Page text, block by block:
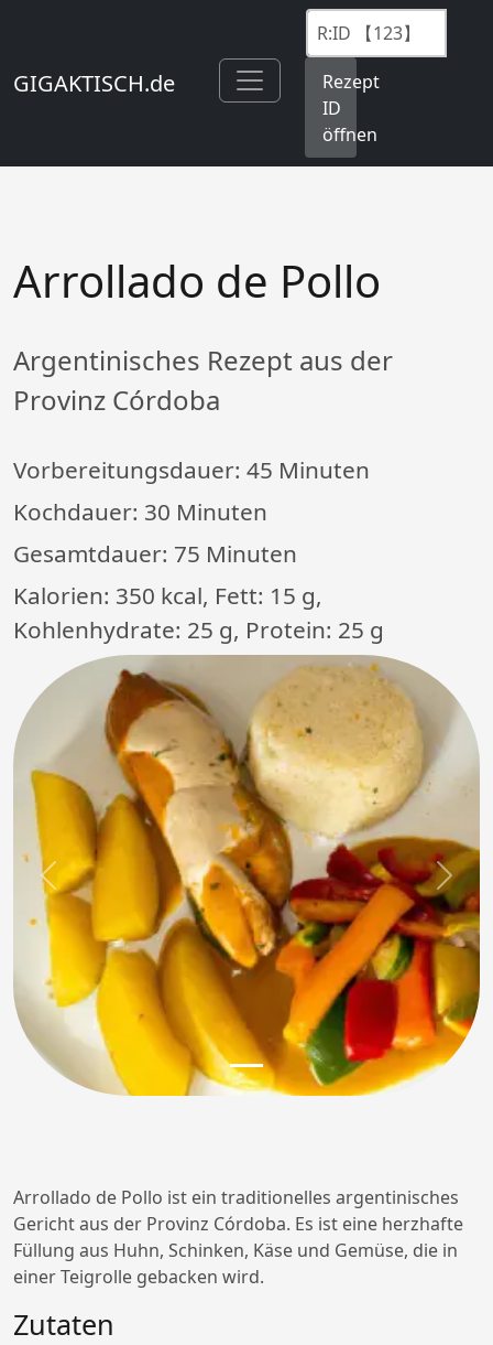
GIGAKTISCH.de
Rezept
ID
öffnen
Arrollado de Pollo
Argentinisches Rezept aus der
Provinz Córdoba
Vorbereitungsdauer: 45 Minuten
Kochdauer: 30 Minuten
Gesamtdauer: 75 Minuten
Kalorien: 350 kcal, Fett: 15 g,
Kohlenhydrate: 25 g, Protein: 25 g
Previous Next
Arrollado de Pollo ist ein traditionelles argentinisches
Gericht aus der Provinz Córdoba. Es ist eine herzhafte
Füllung aus Huhn, Schinken, Käse und Gemüse, die in
einer Teigrolle gebacken wird.
Zutaten